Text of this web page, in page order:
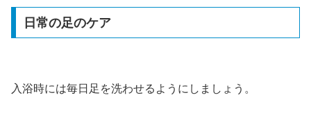
日常の足のケア
入浴時には毎日足を洗わせるようにしましょう。